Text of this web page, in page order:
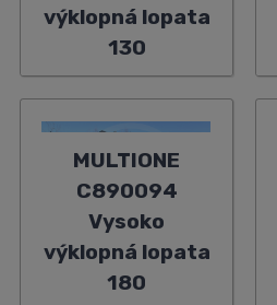
výklopná lopata
130
MULTIONE
C890094
Vysoko
výklopná lopata
180